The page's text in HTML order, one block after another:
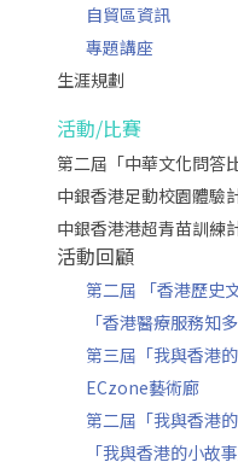
自貿區資訊
專題講座
生涯規劃
活動/比賽
第二屆「中華文化問答
中銀香港足動校園體驗
中銀香港港超青苗訓練
活動回顧
第二屆 「香港歷史
「香港醫療服務知
第三屆「我與香港
ECzone藝術廊
第二屆「我與香港
「我與香港的小故